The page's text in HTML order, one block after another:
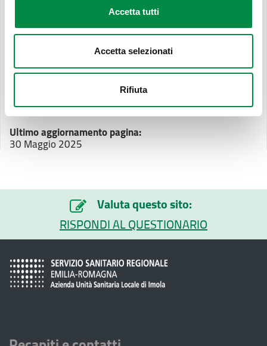
Accetta tutti
Accetta selezionati
Rifiuta
Elenchi ufficiali di operatori economici riconosciuti e
Progetti d'investimento pubblico
Ultimo aggiornamento pagina:
30 Maggio 2025
Valuta questo sito:
RISPONDI AL QUESTIONARIO